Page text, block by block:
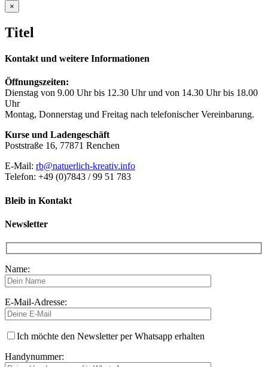
Close
product
view
×
Titel
Kontakt und weitere Informationen
Öffnungszeiten:
Dienstag von 9.00 Uhr bis 12.30 Uhr und von 14.30 Uhr bis 18.00
Uhr
Montag, Donnerstag und Freitag nach telefonischer Vereinbarung.
Kurse und Ladengeschäft
Poststraße 16, 77871 Renchen
E-Mail: rb@natuerlich-kreativ.info
Telefon: +49 (0)7843 / 99 51 783
Bleib in Kontakt
Newsletter
Name:
E-Mail-Adresse:
Ich möchte den Newsletter per Whatsapp erhalten
Handynummer: